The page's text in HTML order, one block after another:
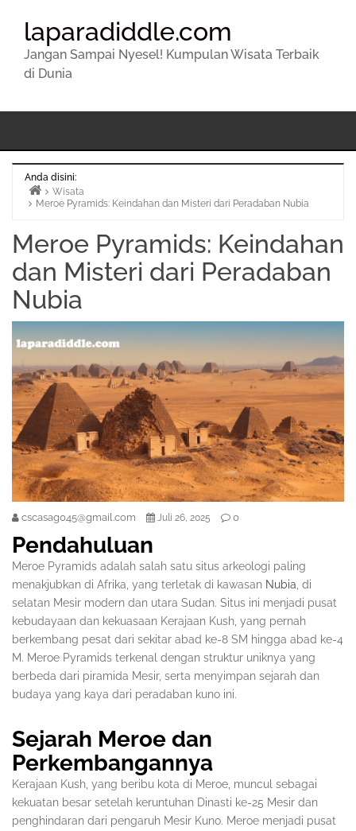
laparadiddle.com
Jangan Sampai Nyesel! Kumpulan Wisata Terbaik
di Dunia
Anda disini:
Beranda
Wisata
Meroe Pyramids: Keindahan dan Misteri dari Peradaban Nubia
Meroe Pyramids: Keindahan
dan Misteri dari Peradaban
Nubia
cscasag045@gmail.com Juli 26, 2025 0
Pendahuluan
Meroe Pyramids adalah salah satu situs arkeologi paling
menakjubkan di Afrika, yang terletak di kawasan Nubia , di
selatan Mesir modern dan utara Sudan. Situs ini menjadi pusat
kebudayaan dan kekuasaan Kerajaan Kush, yang pernah
berkembang pesat dari sekitar abad ke-8 SM hingga abad ke-4
M. Meroe Pyramids terkenal dengan struktur uniknya yang
berbeda dari piramida Mesir, serta menyimpan sejarah dan
budaya yang kaya dari peradaban kuno ini.
Sejarah Meroe dan
Perkembangannya
Kerajaan Kush, yang beribu kota di Meroe, muncul sebagai
kekuatan besar setelah keruntuhan Dinasti ke-25 Mesir dan
penghindaran dari pengaruh Mesir Kuno. Meroe menjadi pusat